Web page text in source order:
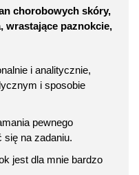
chorobowych skóry,
wrastające paznokcie,
i analitycznie,
i sposobie
pewnego
się na zadaniu.
jest dla mnie bardzo